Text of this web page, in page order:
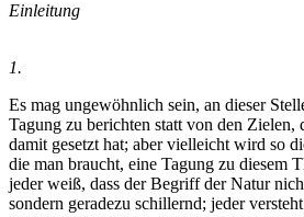
Einleitung
1.
Es mag ungewöhnlich sein, an dieser
Tagung zu berichten statt von den Zielen,
damit gesetzt hat; aber vielleicht wird so
die man braucht, eine Tagung zu diesem
jeder weiß, dass der Begriff der Natur
sondern geradezu schillernd; jeder